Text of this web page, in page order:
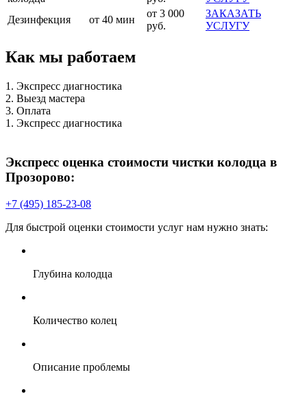
Дезинфекция
от 40 мин
от 3 000
руб.
ЗАКАЗАТЬ
УСЛУГУ
Как мы работаем
1. Экспресс диагностика
2. Выезд мастера
3. Оплата
1. Экспресс диагностика
Экспресс оценка стоимости чистки колодца в
Прозорово:
+7 (495) 185-23-08
Для быстрой оценки стоимости услуг нам нужно знать:
Глубина колодца
Количество колец
Описание проблемы